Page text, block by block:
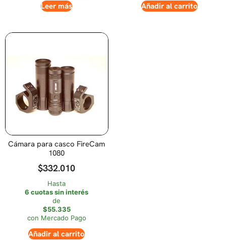
Leer más Añadir al carrito
Cámara para casco FireCam
1080
$332.010
Hasta
6 cuotas sin interés
de
$55.335
con Mercado Pago
Añadir al carrito